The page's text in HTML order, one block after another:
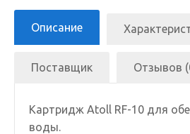
Описание
Поставщик Отзывов
Картридж Atoll RF-10 для
воды.